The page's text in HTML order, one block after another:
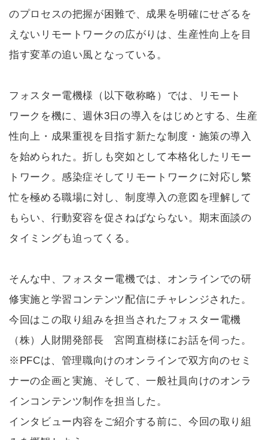
のプロセスの把握が困難で、成果を明確にせざるを
えないリモートワークの広がりは、生産性向上を目
指す変革の追い風となっている。
フォスター電機様（以下敬称略）では、リモート
ワークを機に、週休3日の導入をはじめとする、生産
性向上・成果重視を目指す新たな制度・施策の導入
を始められた。折しも突如として本格化したリモー
トワーク。感染症そしてリモートワークに対応し繁
忙を極める職場に対し、制度導入の意図を理解して
もらい、行動変容を促さねばならない。期末面談の
タイミングも迫ってくる。
そんな中、フォスター電機では、オンラインでの研
修実施と学習コンテンツ配信にチャレンジされた。
今回はこの取り組みを担当されたフォスター電機
（株）人財開発部長 宮岡直樹様にお話を伺った。
※PFCは、管理職向けのオンラインで双方向のセミ
ナーの企画と実施、そして、一般社員向けのオンラ
インコンテンツ制作を担当した。
インタビュー内容をご紹介する前に、今回の取り組